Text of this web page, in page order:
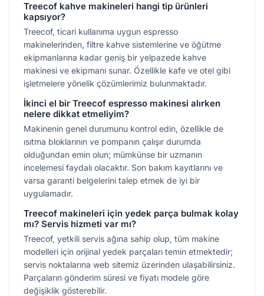
Treecof kahve makineleri hangi tip ürünleri
kapsıyor?
Treecof, ticari kullanıma uygun espresso
makinelerinden, filtre kahve sistemlerine ve öğütme
ekipmanlarına kadar geniş bir yelpazede kahve
makinesi ve ekipmanı sunar. Özellikle kafe ve otel gibi
işletmelere yönelik çözümlerimiz bulunmaktadır.
İkinci el bir Treecof espresso makinesi alırken
nelere dikkat etmeliyim?
Makinenin genel durumunu kontrol edin, özellikle de
ısıtma bloklarının ve pompanın çalışır durumda
olduğundan emin olun; mümkünse bir uzmanın
incelemesi faydalı olacaktır. Son bakım kayıtlarını ve
varsa garanti belgelerini talep etmek de iyi bir
uygulamadır.
Treecof makineleri için yedek parça bulmak kolay
mı? Servis hizmeti var mı?
Treecof, yetkili servis ağına sahip olup, tüm makine
modelleri için orijinal yedek parçaları temin etmektedir;
servis noktalarına web sitemiz üzerinden ulaşabilirsiniz.
Parçaların gönderim süresi ve fiyatı modele göre
değişiklik gösterebilir.